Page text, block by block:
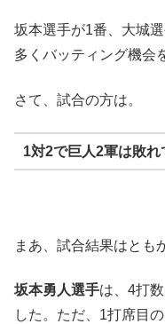
坂本選手が1番、大城
多くバッティング機会
さて、試合の方は。
1対2で巨人2軍は敗れ
まあ、試合結果はとも
坂本勇人選手は、4打
した。ただ、1打席目